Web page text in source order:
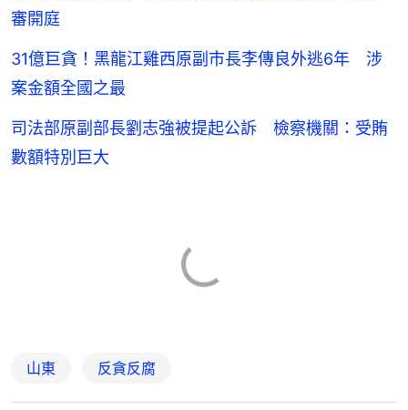
審開庭
31億巨貪！黑龍江雞西原副市長李傳良外逃6年 涉
案金額全國之最
司法部原副部長劉志強被提起公訴 檢察機關：受賄
數額特別巨大
山東 反貪反腐